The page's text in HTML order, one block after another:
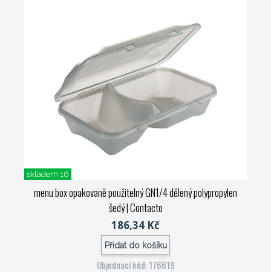
skladem 16
menu box opakovaně použitelný GN1/4 dělený polypropylen
šedý| Contacto
186,34 Kč
Přidat do košíku
Objednací kód: 176619